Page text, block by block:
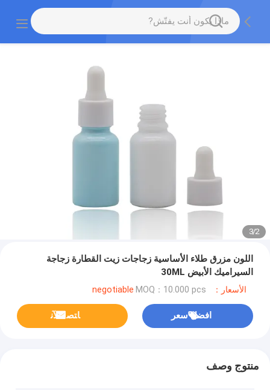
2
/
3
اللون مزرق طلاء الأساسية زجاجات زيت القطارة زجاجة
السيراميك الأبيض 30ML
الأسعار：negotiable MOQ：10.000 pcs
افضل سعر ﺎﺘﺼﻟ ﺍﻶﻧ
منتوج وصف